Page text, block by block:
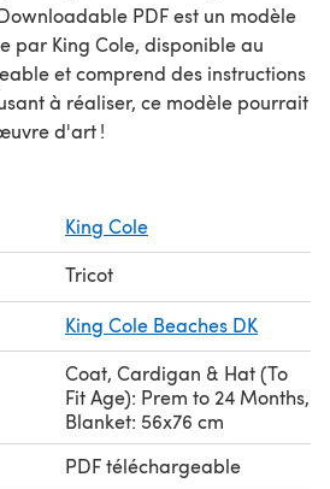
PDF est un modèle
et comprend des instructions
à réaliser, ce modèle pourrait
d'art !
King Cole
Tricot
King Cole Beaches DK
Coat, Cardigan & Hat (To
Fit Age): Prem to 24 Months,
Blanket: 56x76 cm
PDF téléchargeable